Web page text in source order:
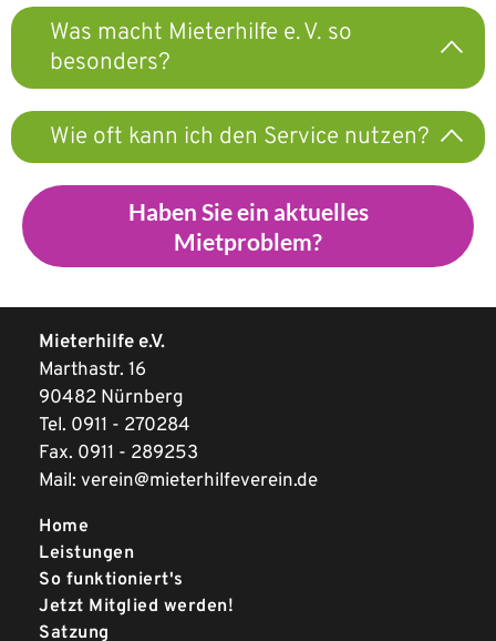
Was macht Mieterhilfe e. V. so
besonders?
Wie oft kann ich den Service nutzen?
Haben Sie ein aktuelles
Mietproblem?
Mieterhilfe e.V.
Marthastr. 16
90482 Nürnberg
Tel. 0911 - 270284
Fax. 0911 - 289253
Mail: verein@mieterhilfeverein.de
Home
Leistungen
So funktioniert's
Jetzt Mitglied werden!
Satzung